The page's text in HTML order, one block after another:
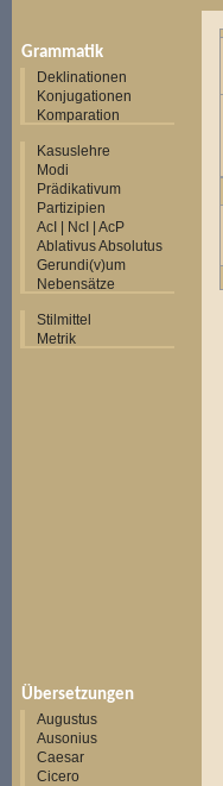
Grammatik
Deklinationen
Konjugationen
Komparation
Kasuslehre
Modi
Prädikativum
Partizipien
AcI | NcI | AcP
Ablativus Absolutus
Gerundi(v)um
Nebensätze
Stilmittel
Metrik
Übersetzungen
Augustus
Ausonius
Caesar
Cicero